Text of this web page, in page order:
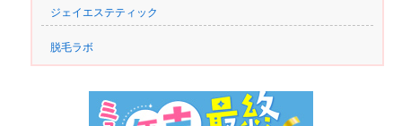
ジェイエステティック
脱毛ラボ